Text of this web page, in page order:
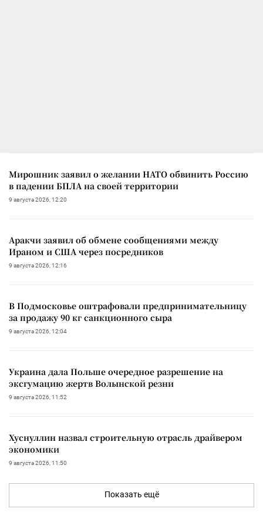
Мирошник заявил о желании НАТО обвинить Россию
в падении БПЛА на своей территории
9 августа 2026, 12:20
Аракчи заявил об обмене сообщениями между
Ираном и США через посредников
9 августа 2026, 12:16
В Подмосковье оштрафовали предпринимательницу
за продажу 90 кг санкционного сыра
9 августа 2026, 12:04
Украина дала Польше очередное разрешение на
эксгумацию жертв Волынской резни
9 августа 2026, 11:52
Хуснуллин назвал строительную отрасль драйвером
экономики
9 августа 2026, 11:50
Показать ещё